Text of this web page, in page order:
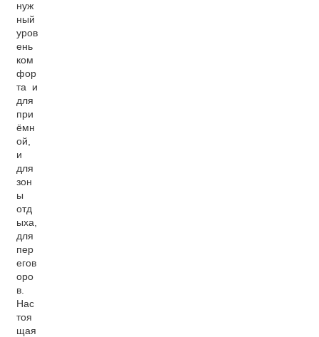
нуж
ный
уров
ень
ком
фор
та и
для
при
ёмн
ой,
и
для
зон
ы
отд
ыха,
для
пер
егов
оро
в.
Нас
тоя
щая